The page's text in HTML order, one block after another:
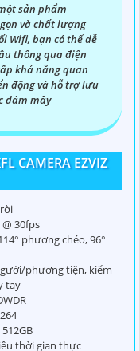
sản phẩm
và chất lượng
Wifi, bạn có thể dễ
thông qua điện
khả năng quan
động và hỗ trợ lưu
đám mây
CAMERA EZVIZ
30fps
phương chéo, 96°
phương tiện, kiểm
tay
thời gian thực